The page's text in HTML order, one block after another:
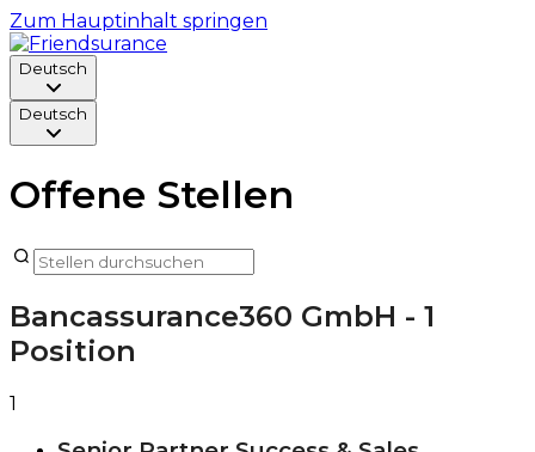
Zum Hauptinhalt springen
Deutsch
Deutsch
Offene Stellen
Bancassurance360 GmbH - 1
Position
1